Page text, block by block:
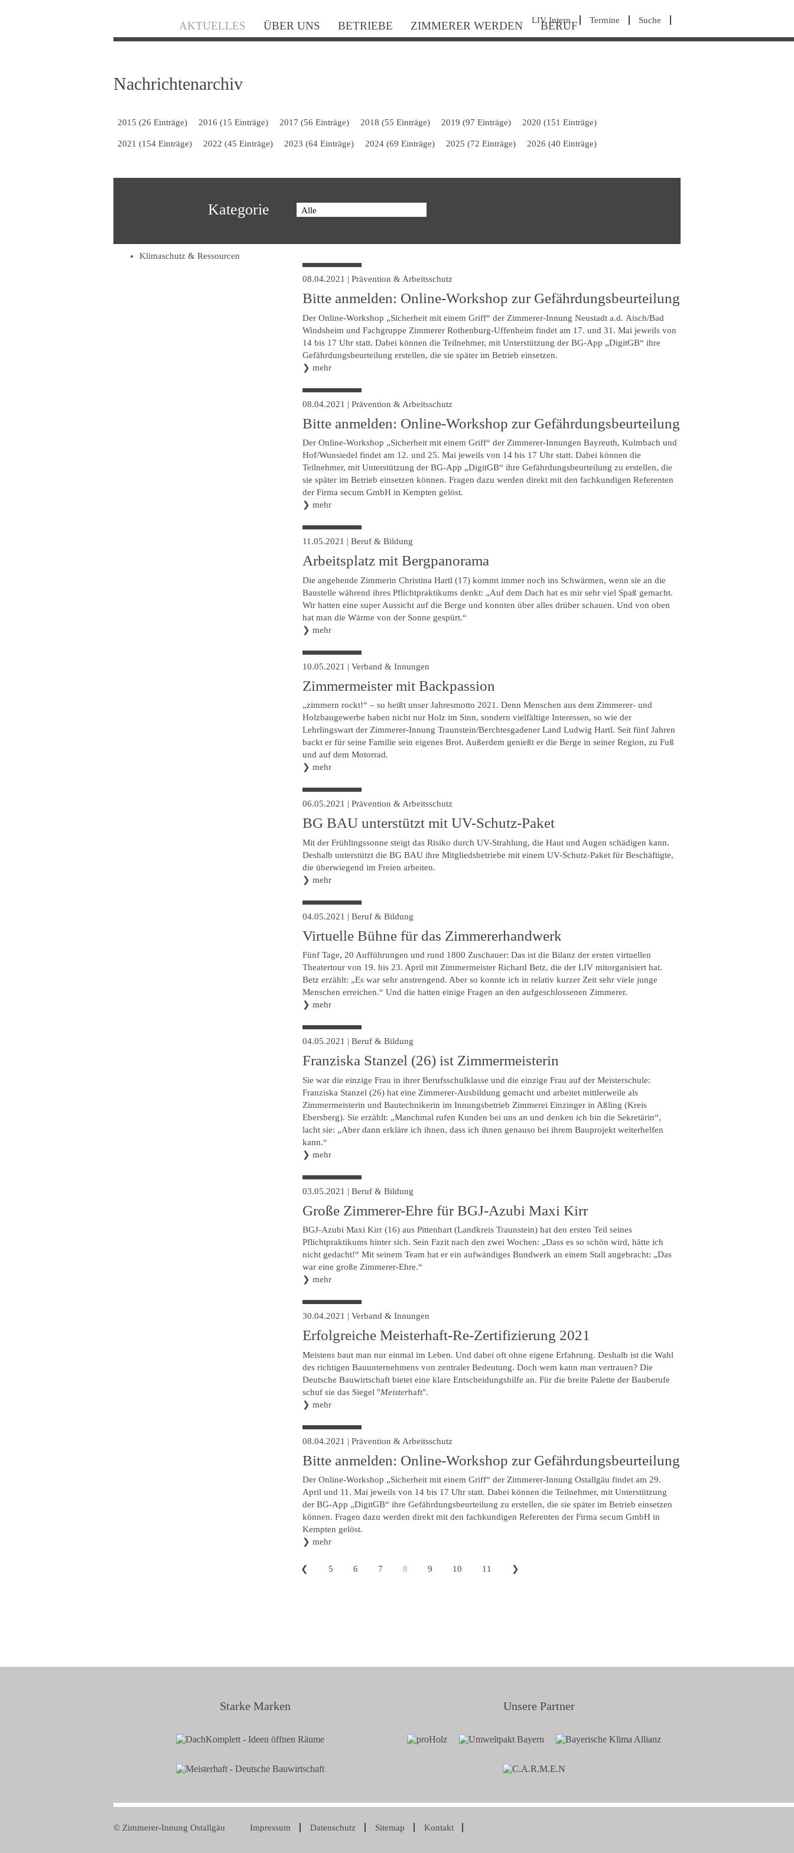
Navigation
überspringen
LIV Intern Termine Suche
überspringen
AKTUELLES ÜBER UNS BETRIEBE ZIMMERER WERDEN BERUF
Nachrichtenarchiv
2015 (26 Einträge) 2016 (15 Einträge) 2017 (56 Einträge) 2018 (55 Einträge) 2019 (97 Einträge) 2020 (151 Einträge)
2021 (154 Einträge) 2022 (45 Einträge) 2023 (64 Einträge) 2024 (69 Einträge) 2025 (72 Einträge) 2026 (40 Einträge)
Kategorie Alle
Klimaschutz & Ressourcen
08.04.2021 | Prävention & Arbeitsschutz
Bitte anmelden: Online-Workshop zur Gefährdungsbeurteilung
Der Online-Workshop „Sicherheit mit einem Griff“ der Zimmerer-Innung Neustadt a.d. Aisch/Bad
Windsheim und Fachgruppe Zimmerer Rothenburg-Uffenheim findet am 17. und 31. Mai jeweils von
14 bis 17 Uhr statt. Dabei können die Teilnehmer, mit Unterstützung der BG-App „DigitGB“ ihre
Gefährdungsbeurteilung erstellen, die sie später im Betrieb einsetzen.
❯ mehr
08.04.2021 | Prävention & Arbeitsschutz
Bitte anmelden: Online-Workshop zur Gefährdungsbeurteilung
Der Online-Workshop „Sicherheit mit einem Griff“ der Zimmerer-Innungen Bayreuth, Kulmbach und
Hof/Wunsiedel findet am 12. und 25. Mai jeweils von 14 bis 17 Uhr statt. Dabei können die
Teilnehmer, mit Unterstützung der BG-App „DigitGB“ ihre Gefährdungsbeurteilung zu erstellen, die
sie später im Betrieb einsetzen können. Fragen dazu werden direkt mit den fachkundigen Referenten
der Firma secum GmbH in Kempten gelöst.
❯ mehr
11.05.2021 | Beruf & Bildung
Arbeitsplatz mit Bergpanorama
Die angehende Zimmerin Christina Hartl (17) kommt immer noch ins Schwärmen, wenn sie an die
Baustelle während ihres Pflichtpraktikums denkt: „Auf dem Dach hat es mir sehr viel Spaß gemacht.
Wir hatten eine super Aussicht auf die Berge und konnten über alles drüber schauen. Und von oben
hat man die Wärme von der Sonne gespürt.“
❯ mehr
10.05.2021 | Verband & Innungen
Zimmermeister mit Backpassion
„zimmern rockt!“ – so heißt unser Jahresmotto 2021. Denn Menschen aus dem Zimmerer- und
Holzbaugewerbe haben nicht nur Holz im Sinn, sondern vielfältige Interessen, so wie der
Lehrlingswart der Zimmerer-Innung Traunstein/Berchtesgadener Land Ludwig Hartl. Seit fünf Jahren
backt er für seine Familie sein eigenes Brot. Außerdem genießt er die Berge in seiner Region, zu Fuß
und auf dem Motorrad.
❯ mehr
06.05.2021 | Prävention & Arbeitsschutz
BG BAU unterstützt mit UV-Schutz-Paket
Mit der Frühlingssonne steigt das Risiko durch UV-Strahlung, die Haut und Augen schädigen kann.
Deshalb unterstützt die BG BAU ihre Mitgliedsbetriebe mit einem UV-Schutz-Paket für Beschäftigte,
die überwiegend im Freien arbeiten.
❯ mehr
04.05.2021 | Beruf & Bildung
Virtuelle Bühne für das Zimmererhandwerk
Fünf Tage, 20 Aufführungen und rund 1800 Zuschauer: Das ist die Bilanz der ersten virtuellen
Theatertour von 19. bis 23. April mit Zimmermeister Richard Betz, die der LIV mitorganisiert hat.
Betz erzählt: „Es war sehr anstrengend. Aber so konnte ich in relativ kurzer Zeit sehr viele junge
Menschen erreichen.“ Und die hatten einige Fragen an den aufgeschlossenen Zimmerer.
❯ mehr
04.05.2021 | Beruf & Bildung
Franziska Stanzel (26) ist Zimmermeisterin
Sie war die einzige Frau in ihrer Berufsschulklasse und die einzige Frau auf der Meisterschule:
Franziska Stanzel (26) hat eine Zimmerer-Ausbildung gemacht und arbeitet mittlerweile als
Zimmermeisterin und Bautechnikerin im Innungsbetrieb Zimmerei Einzinger in Aßling (Kreis
Ebersberg). Sie erzählt: „Manchmal rufen Kunden bei uns an und denken ich bin die Sekretärin“,
lacht sie: „Aber dann erkläre ich ihnen, dass ich ihnen genauso bei ihrem Bauprojekt weiterhelfen
kann.“
❯ mehr
03.05.2021 | Beruf & Bildung
Große Zimmerer-Ehre für BGJ-Azubi Maxi Kirr
BGJ-Azubi Maxi Kirr (16) aus Pittenhart (Landkreis Traunstein) hat den ersten Teil seines
Pflichtpraktikums hinter sich. Sein Fazit nach den zwei Wochen: „Dass es so schön wird, hätte ich
nicht gedacht!“ Mit seinem Team hat er ein aufwändiges Bundwerk an einem Stall angebracht: „Das
war eine große Zimmerer-Ehre.“
❯ mehr
30.04.2021 | Verband & Innungen
Erfolgreiche Meisterhaft-Re-Zertifizierung 2021
Meistens baut man nur einmal im Leben. Und dabei oft ohne eigene Erfahrung. Deshalb ist die Wahl
des richtigen Bauunternehmens von zentraler Bedeutung. Doch wem kann man vertrauen? Die
Deutsche Bauwirtschaft bietet eine klare Entscheidungshilfe an. Für die breite Palette der Bauberufe
schuf sie das Siegel "Meisterhaft".
❯ mehr
08.04.2021 | Prävention & Arbeitsschutz
Bitte anmelden: Online-Workshop zur Gefährdungsbeurteilung
Der Online-Workshop „Sicherheit mit einem Griff“ der Zimmerer-Innung Ostallgäu findet am 29.
April und 11. Mai jeweils von 14 bis 17 Uhr statt. Dabei können die Teilnehmer, mit Unterstützung
der BG-App „DigitGB“ ihre Gefährdungsbeurteilung zu erstellen, die sie später im Betrieb einsetzen
können. Fragen dazu werden direkt mit den fachkundigen Referenten der Firma secum GmbH in
Kempten gelöst.
❯ mehr
❮ 5 6 7 8 9 10 11 ❯
Starke Marken Unsere Partner
© Zimmerer-Innung Ostallgäu
Navigation
Impressum Datenschutz Sitemap Kontakt